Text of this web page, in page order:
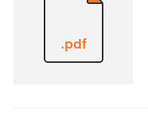
.pdf